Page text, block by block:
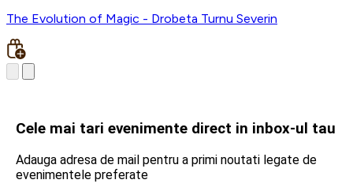
The Evolution of Magic - Drobeta Turnu Severin
Cele mai tari evenimente direct in inbox-ul tau
Adauga adresa de mail pentru a primi noutati legate de
evenimentele preferate